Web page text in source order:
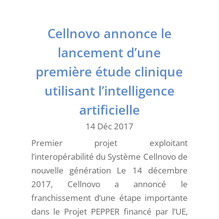
Cellnovo annonce le
lancement d’une
première étude clinique
utilisant l’intelligence
artificielle
14 Déc 2017
Premier projet exploitant
l’interopérabilité du Système Cellnovo de
nouvelle génération Le 14 décembre
2017, Cellnovo a annoncé le
franchissement d’une étape importante
dans le Projet PEPPER financé par l’UE,